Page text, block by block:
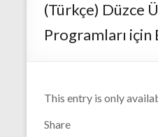
(Türkçe) Düzce
Programları için
This entry is only
Share